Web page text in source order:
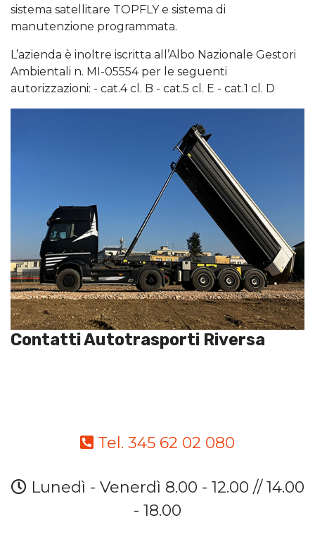
sistema satellitare TOPFLY e sistema di
manutenzione programmata.
L’azienda è inoltre iscritta all’Albo Nazionale Gestori
Ambientali n. MI-05554 per le seguenti
autorizzazioni: - cat.4 cl. B - cat.5 cl. E - cat.1 cl. D
Contatti Autotrasporti Riversa
Tel. 345 62 02 080
Lunedì - Venerdì 8.00 - 12.00 // 14.00
- 18.00